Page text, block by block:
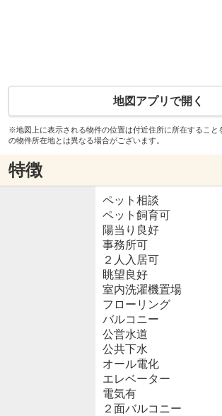
地図アプリで開く
※地図上に表示される物件の位置は付近住所に所在すること
の物件所在地とは異なる場合がございます。
特徴
ペット相談
ペット飼育可
陽当り良好
事務所可
２人入居可
眺望良好
室内洗濯機置場
フローリング
バルコニー
公営水道
公共下水
オール電化
エレベーター
電気有
２面バルコニー